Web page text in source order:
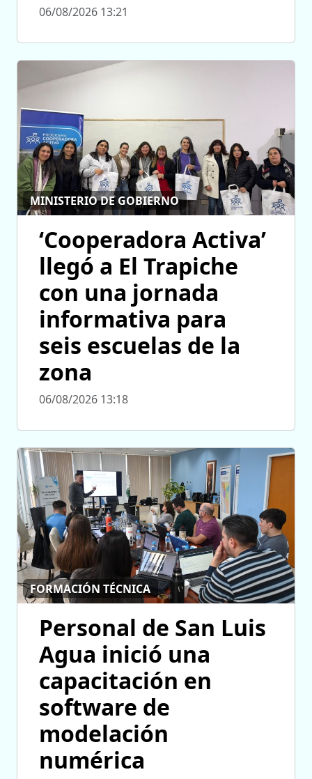
06/08/2026 13:21
MINISTERIO DE GOBIERNO
‘Cooperadora Activa’
llegó a El Trapiche
con una jornada
informativa para
seis escuelas de la
zona
06/08/2026 13:18
FORMACIÓN TÉCNICA
Personal de San Luis
Agua inició una
capacitación en
software de
modelación
numérica